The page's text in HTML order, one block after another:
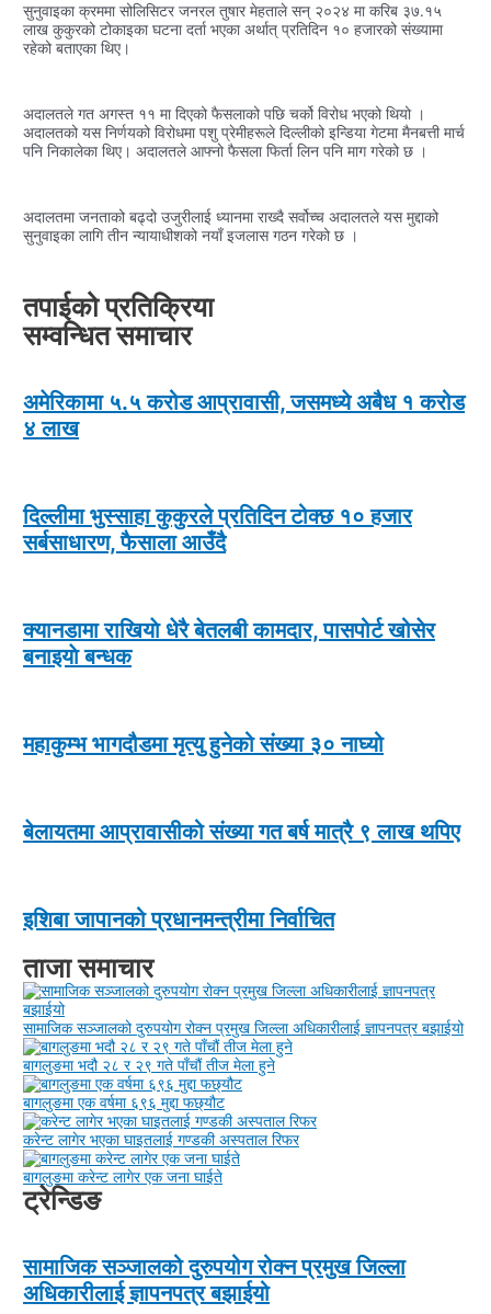
सुनुवाइका क्रममा सोलिसिटर जनरल तुषार मेहताले सन् २०२४ मा करिब ३७.१५
लाख कुकुरको टोकाइका घटना दर्ता भएका अर्थात् प्रतिदिन १० हजारको संख्यामा
रहेको बताएका थिए।
अदालतले गत अगस्त ११ मा दिएको फैसलाको पछि चर्को विरोध भएको थियो ।
अदालतको यस निर्णयको विरोधमा पशु प्रेमीहरूले दिल्लीको इन्डिया गेटमा मैनबत्ती मार्च
पनि निकालेका थिए। अदालतले आफ्नो फैसला फिर्ता लिन पनि माग गरेको छ ।
अदालतमा जनताको बढ्दो उजुरीलाई ध्यानमा राख्दै सर्वोच्च अदालतले यस मुद्दाको
सुनुवाइका लागि तीन न्यायाधीशको नयाँ इजलास गठन गरेको छ ।
तपाईको प्रतिक्रिया
सम्वन्धित समाचार
अमेरिकामा ५.५ करोड आप्रावासी, जसमध्ये अबैध १ करोड
४ लाख
दिल्लीमा भुस्साहा कुकुरले प्रतिदिन टोक्छ १० हजार
सर्बसाधारण, फैसाला आउँदै
क्यानडामा राखियाे धेरै बेतलबी कामदार, पासपोर्ट खोसेर
बनाइयाे बन्धक
महाकुम्भ भागदौडमा मृत्यु हुनेको संख्या ३० नाघ्यो
बेलायतमा आप्रावासीको संख्या गत बर्ष मात्रै ९ लाख थपिए
इशिबा जापानको प्रधानमन्त्रीमा निर्वाचित
ताजा समाचार
सामाजिक सञ्जालको दुरुपयोग रोक्न प्रमुख जिल्ला अधिकारीलाई ज्ञापनपत्र बझाईयो
बागलुङमा भदौ २८ र २९ गते पाँचौं तीज मेला हुने
बागलुङमा एक वर्षमा ६९६ मुद्दा फछ्यौट
करेन्ट लागेर भएका घाइतलाई गण्डकी अस्पताल रिफर
बागलुङमा करेन्ट लागेर एक जना घाईते
ट्रेन्डिङ
सामाजिक सञ्जालको दुरुपयोग रोक्न प्रमुख जिल्ला
अधिकारीलाई ज्ञापनपत्र बझाईयो